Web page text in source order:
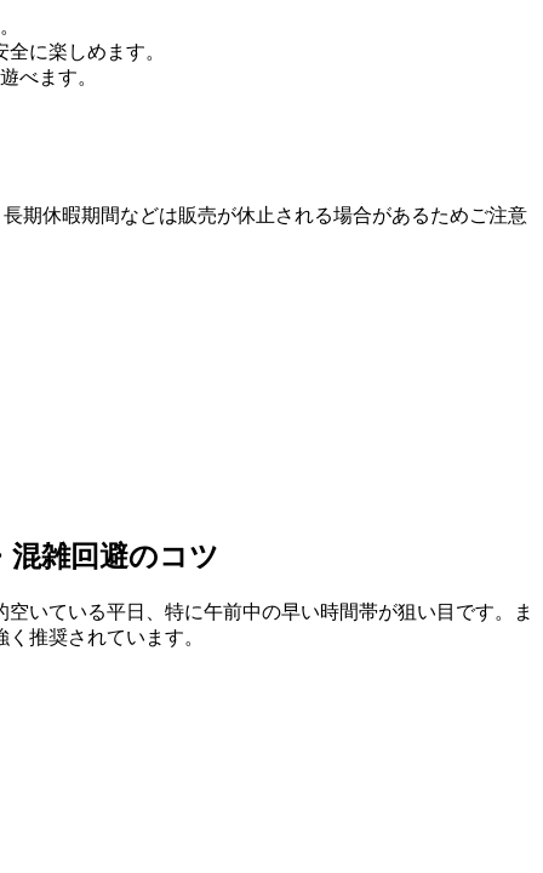
に楽しめます。
べます。
期休暇期間などは販売が休止される場合があるためご注意
雑回避のコツ
いている平日、特に午前中の早い時間帯が狙い目です。ま
推奨されています。